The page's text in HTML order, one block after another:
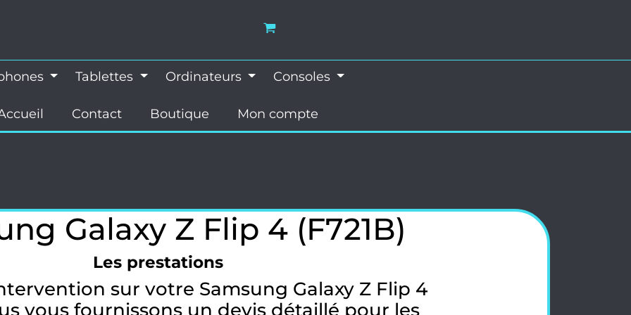
Tablettes Ordinateurs Consoles
Contact Boutique Mon compte
Galaxy Z Flip 4 (F721B)
Les prestations
sur votre Samsung Galaxy Z Flip 4
vous fournissons un devis détaillé pour les